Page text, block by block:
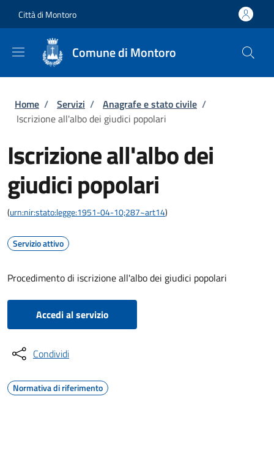
Città di Montoro
Comune di Montoro
Briciole di pane
Home / Servizi / Anagrafe e stato civile /
Iscrizione all'albo dei giudici popolari
Iscrizione all'albo dei
giudici popolari
(urn:nir:stato:legge:1951-04-10;287~art14)
Servizio attivo
Procedimento di iscrizione all'albo dei giudici popolari
Accedi al servizio
Condividi
Normativa di riferimento